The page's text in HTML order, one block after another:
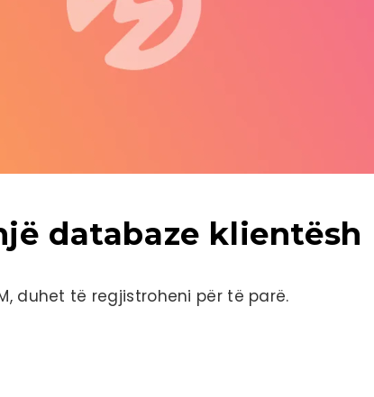
databaze klientësh
duhet të regjistroheni për të parë.